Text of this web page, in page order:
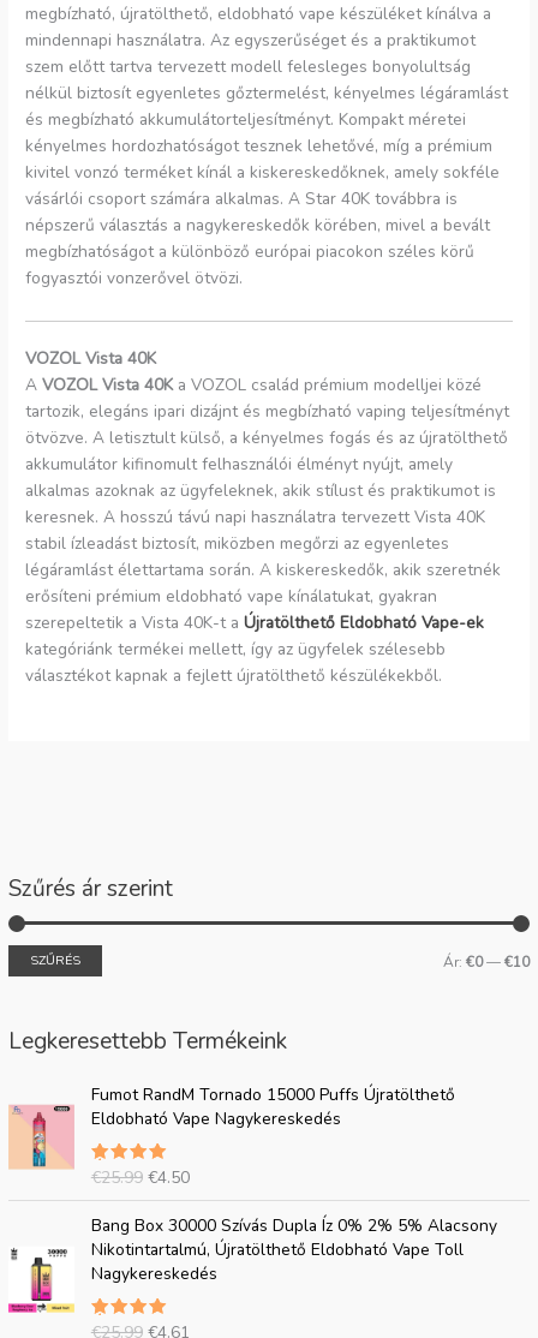
Szűrés ár szerint
SZŰRÉS Ár: €0—€10
Legkeresettebb Termékeink
Fumot RandM Tornado 15000 Puffs Újratölthető
Eldobható Vape Nagykereskedés
5.00
értékelve
az 5-ből
€25.99
E
d
e
t
i
á
r
:
€
€4.50
J
l
n
l
e
g
i
Bang Box 30000 Szívás Dupla Íz 0% 2% 5% Alacsony
Nikotintartalmú, Újratölthető Eldobható Vape Toll
Nagykereskedés
5.00
€25.99
r
e
€4.61
J
megbízható, újratölthető, eldobható vape készüléket kínálva a
mindennapi használatra. Az egyszerűséget és a praktikumot
szem előtt tartva tervezett modell felesleges bonyolultság
nélkül biztosít egyenletes gőztermelést, kényelmes légáramlást
és megbízható akkumulátorteljesítményt. Kompakt méretei
kényelmes hordozhatóságot tesznek lehetővé, míg a prémium
kivitel vonzó terméket kínál a kiskereskedőknek, amely sokféle
vásárlói csoport számára alkalmas. A Star 40K továbbra is
népszerű választás a nagykereskedők körében, mivel a bevált
megbízhatóságot a különböző európai piacokon széles körű
fogyasztói vonzerővel ötvözi.
VOZOL Vista 40K
AVOZOL Vista 40Ka VOZOL család prémium modelljei közé
tartozik, elegáns ipari dizájnt és megbízható vaping teljesítményt
ötvözve. A letisztult külső, a kényelmes fogás és az újratölthető
akkumulátor kifinomult felhasználói élményt nyújt, amely
alkalmas azoknak az ügyfeleknek, akik stílust és praktikumot is
keresnek. A hosszú távú napi használatra tervezett Vista 40K
stabil ízleadást biztosít, miközben megőrzi az egyenletes
légáramlást élettartama során. A kiskereskedők, akik szeretnék
erősíteni prémium eldobható vape kínálatukat, gyakran
szerepeltetik a Vista 40K-t aÚjratölthető Eldobható Vape-ek
kategóriánk termékei mellett, így az ügyfelek szélesebb
választékot kapnak a fejlett újratölthető készülékekből.